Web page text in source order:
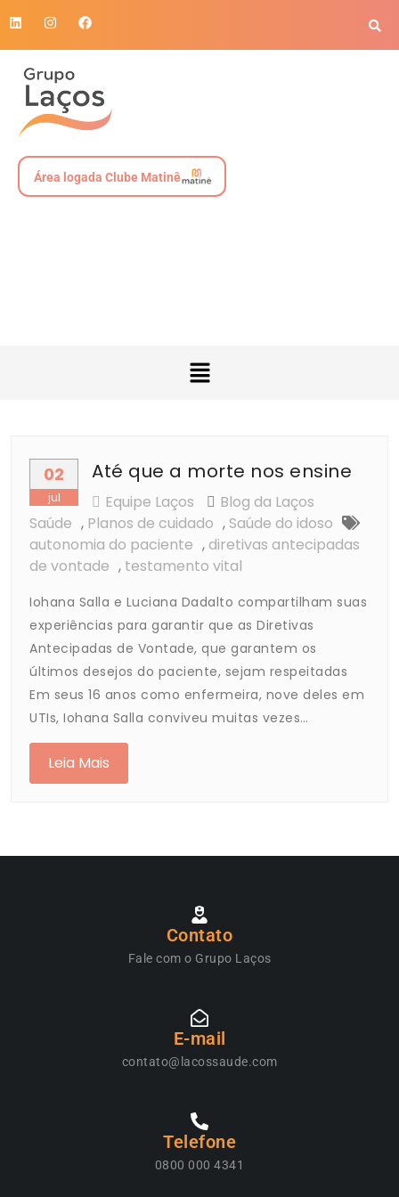
Área logada Clube Matinê
02
jul
Até que a morte nos ensine
Equipe Laços
Blog da Laços
Saúde , Planos de cuidado , Saúde do idoso
autonomia do paciente , diretivas antecipadas
de vontade , testamento vital
Iohana Salla e Luciana Dadalto compartilham suas
experiências para garantir que as Diretivas
Antecipadas de Vontade, que garantem os
últimos desejos do paciente, sejam respeitadas
Em seus 16 anos como enfermeira, nove deles em
UTIs, Iohana Salla conviveu muitas vezes…
Leia Mais
Contato
Fale com o Grupo Laços
E-mail
contato@lacossaude.com
Telefone
0800 000 4341